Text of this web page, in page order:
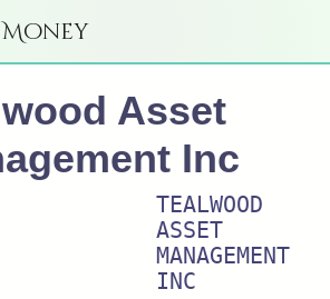
Asset
Inc
TEALWOOD
ASSET
MANAGEMENT
INC